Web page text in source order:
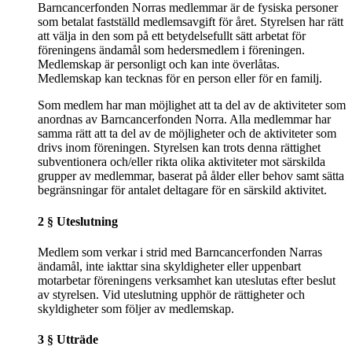
Barncancerfonden Norras medlemmar är de fysiska personer
som betalat fastställd medlemsavgift för året. Styrelsen har rätt
att välja in den som på ett betydelsefullt sätt arbetat för
föreningens ändamål som hedersmedlem i föreningen.
Medlemskap är personligt och kan inte överlåtas.
Medlemskap kan tecknas för en person eller för en familj.
Som medlem har man möjlighet att ta del av de aktiviteter som
anordnas av Barncancerfonden Norra. Alla medlemmar har
samma rätt att ta del av de möjligheter och de aktiviteter som
drivs inom föreningen. Styrelsen kan trots denna rättighet
subventionera och/eller rikta olika aktiviteter mot särskilda
grupper av medlemmar, baserat på ålder eller behov samt sätta
begränsningar för antalet deltagare för en särskild aktivitet.
2 § Uteslutning
Medlem som verkar i strid med Barncancerfonden Narras
ändamål, inte iakttar sina skyldigheter eller uppenbart
motarbetar föreningens verksamhet kan uteslutas efter beslut
av styrelsen. Vid uteslutning upphör de rättigheter och
skyldigheter som följer av medlemskap.
3 § Utträde